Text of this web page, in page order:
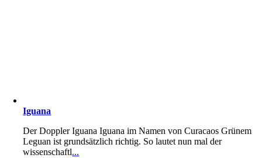
Iguana
Der Doppler Iguana Iguana im Namen von Curacaos Grünem
Leguan ist grundsätzlich richtig. So lautet nun mal der
wissenschaftl...